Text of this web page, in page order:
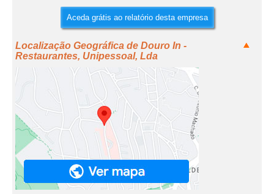
Aceda grátis ao relatório desta empresa
Localização Geográfica de Douro In -
Restaurantes, Unipessoal, Lda